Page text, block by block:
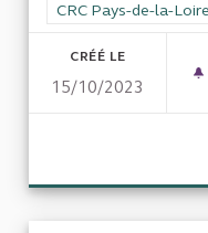
Filtrer les résultats
CRC Pays-de-la-Loire
CRÉÉ LE
15/10/2023